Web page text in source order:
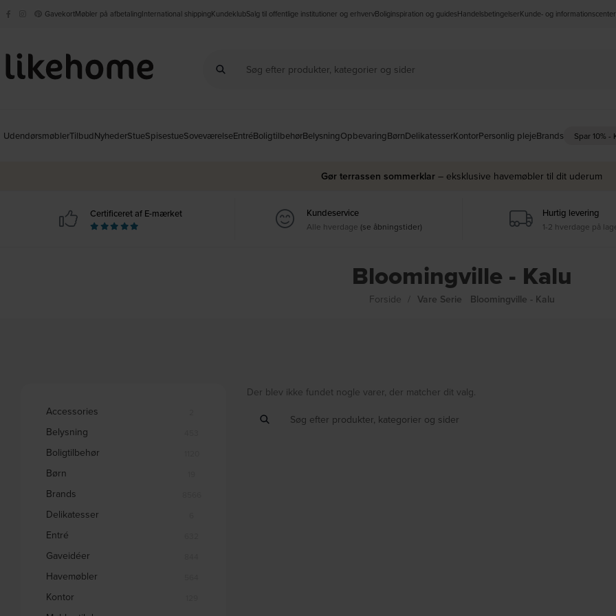
GavekortMøbler på afbetalingInternational shippingKundeklubSalg til offentlige institutioner og erhvervBoliginspiration og guidesHandelsbetingelserKunde- og informationscenter
UdendørsmøblerTilbudNyhederStueSpisestueSoveværelseEntréBoligtilbehørBelysningOpbevaringBørnDelikatesserKontorPersonlig plejeBrands Spar 10%
Gør terrassen sommerklar – eksklusive havemøbler til dit uderum
Certificeret af E-mærket Kundeservice
Alle hverdage (se åbningstider)
Hurtig levering
1-2 hverdage på
Bloomingville - Kalu
Forside Vare Serie Bloomingville - Kalu
Accessories
Belysning
Boligtilbehør
Børn
Brands
Delikatesser
Entré
Gaveidéer
Havemøbler
Kontor
Der blev ikke fundet nogle varer, der matcher dit valg.